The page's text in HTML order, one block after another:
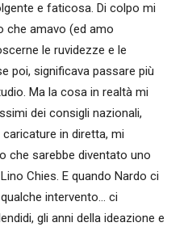
e faticosa. Di colpo mi
che amavo (ed amo
le ruvidezze e le
poi, significava passare più
Ma la cosa in realtà mi
dei consigli nazionali,
in diretta, mi
che sarebbe diventato uno
Chies. E quando Nardo ci
intervento… ci
gli anni della ideazione e